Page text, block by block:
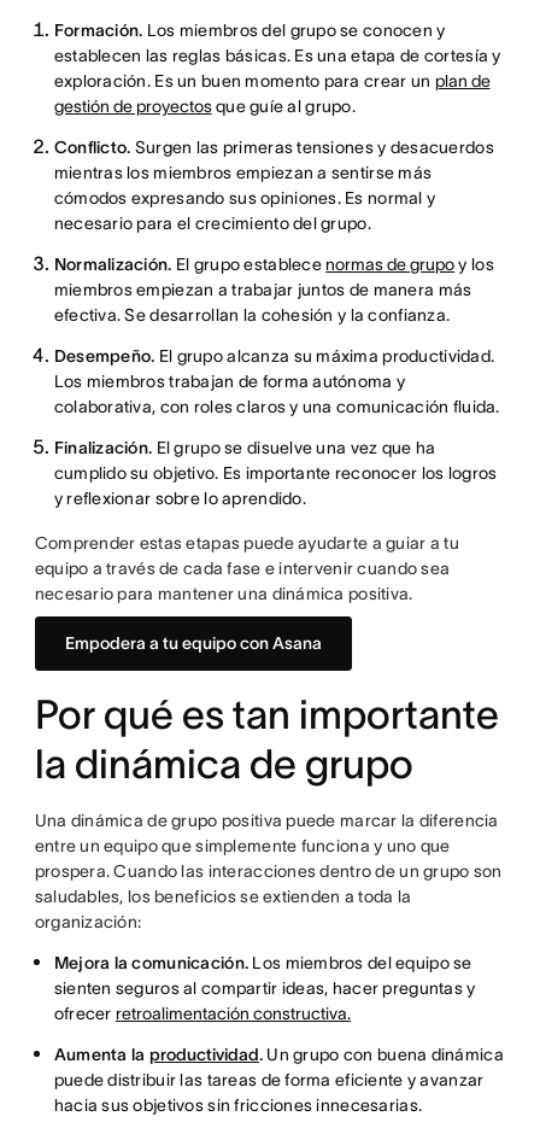
Formación. Los miembros del grupo se conocen y
establecen las reglas básicas. Es una etapa de cortesía y
exploración. Es un buen momento para crear un plan de
gestión de proyectosque guíe al grupo.
Conflicto. Surgen las primeras tensiones y desacuerdos
mientras los miembros empiezan a sentirse más
cómodos expresando sus opiniones. Es normal y
necesario para el crecimiento del grupo.
Normalización. El grupo establecenormas de grupoy los
miembros empiezan a trabajar juntos de manera más
efectiva. Se desarrollan la cohesión y la confianza.
Desempeño. El grupo alcanza su máxima productividad.
Los miembros trabajan de forma autónoma y
colaborativa, con roles claros y una comunicación fluida.
Finalización. El grupo se disuelve una vez que ha
cumplido su objetivo. Es importante reconocer los logros
y reflexionar sobre lo aprendido.
Comprender estas etapas puede ayudarte a guiar a tu
equipo a través de cada fase e intervenir cuando sea
necesario para mantener una dinámica positiva.
Empodera a tu equipo con Asana
Por qué es tan importante
la dinámica de grupo
Una dinámica de grupo positiva puede marcar la diferencia
entre un equipo que simplemente funciona y uno que
prospera. Cuando las interacciones dentro de un grupo son
saludables, los beneficios se extienden a toda la
organización:
Mejora la comunicación. Los miembros del equipo se
sienten seguros al compartir ideas, hacer preguntas y
ofrecer retroalimentación constructiva.
Aumenta la productividad. Un grupo con buena dinámica
puede distribuir las tareas de forma eficiente y avanzar
hacia sus objetivos sin fricciones innecesarias.